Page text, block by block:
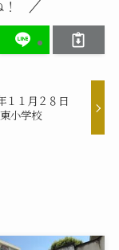
１１月２８日
小学校